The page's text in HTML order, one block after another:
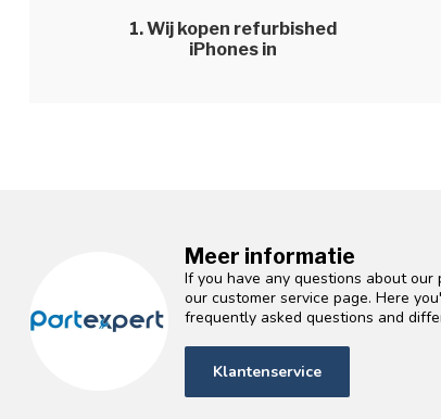
1. Wij kopen refurbished
iPhones in
Meer informatie
If you have any questions about
our customer service page. Here
frequently asked questions and
Klantenservice